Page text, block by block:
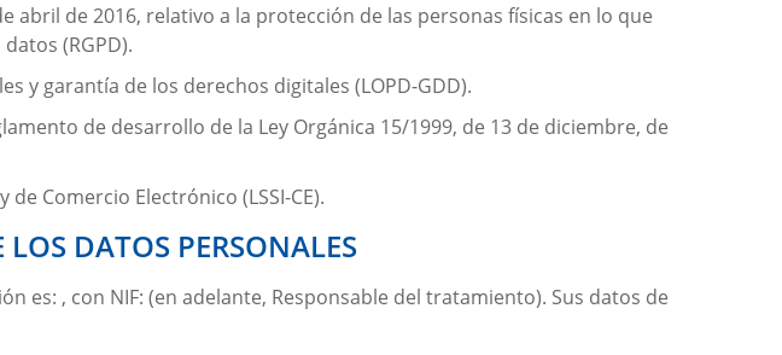
abril de 2016, relativo a la protección de las personas físicas en lo que
(RGPD).
y garantía de los derechos digitales (LOPD-GDD).
de desarrollo de la Ley Orgánica 15/1999, de 13 de diciembre, de
Comercio Electrónico (LSSI-CE).
DATOS PERSONALES
es: , con NIF: (en adelante, Responsable del tratamiento). Sus datos de